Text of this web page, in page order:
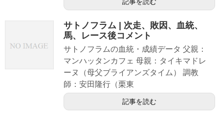
サトノフラム | 次走、敗因、血統、
馬、レース後コメント
サトノフラムの血統・成績データ 父親：
マンハッタンカフェ 母親：タイキマドレ
ーヌ（母父ブライアンズタイム） 調教
師：安田隆行（栗東
記事を読む